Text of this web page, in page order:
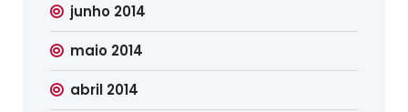
junho 2014
maio 2014
abril 2014